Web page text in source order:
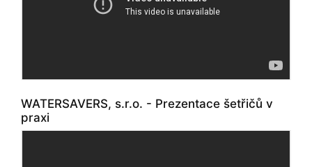
WATERSAVERS, s.r.o. - Prezentace šetřičů v
praxi